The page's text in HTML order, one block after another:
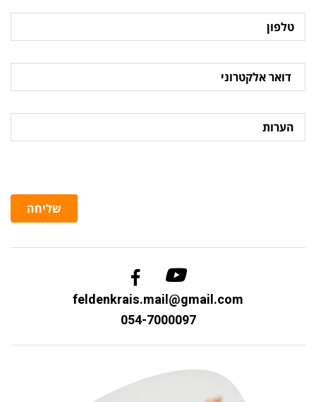
טלפון
אלקטרוני
הערות
שליחה
feldenkrais.mail@gmail.com
054-7000097